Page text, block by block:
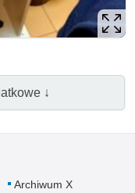
↓
Archiwum X